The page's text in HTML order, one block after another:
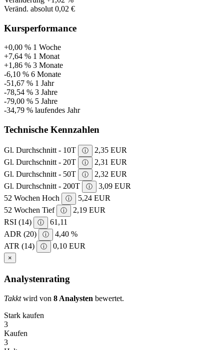
Veränd. absolut 0,02 €
Kursperformance
+0,00 % 1 Woche
+7,64 % 1 Monat
+1,86 % 3 Monate
-6,10 % 6 Monate
-51,67 % 1 Jahr
-78,54 % 3 Jahre
-79,00 % 5 Jahre
-34,79 % laufendes Jahr
Technische Kennzahlen
Gl. Durchschnitt - 10T ⓘ
2,35 EUR
Gl. Durchschnitt - 20T
ⓘ
2,31 EUR
Gl. Durchschnitt - 50T
ⓘ
2,32 EUR
Gl. Durchschnitt - 200T
ⓘ
3,09 EUR
52 Wochen Hoch
ⓘ
5,24 EUR
52 Wochen Tief
ⓘ
2,19 EUR
RSI (14)
ⓘ
61,11
ADR (20)
ⓘ
4,40 %
ATR (14)
ⓘ 0,10 EUR
×
Analystenrating
Takktwird von 8 Analysten bewertet.
Stark kaufen
3
Kaufen
3